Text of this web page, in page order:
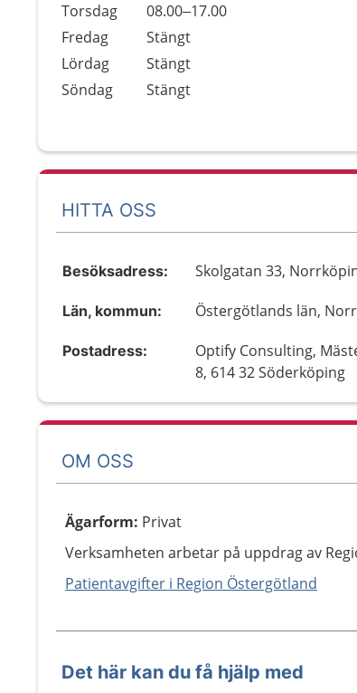
Torsdag
08.00–17.00
Fredag
Stängt
Lördag
Stängt
Söndag
Stängt
HITTA OSS
Besöksadress: Skolgatan 33,
Län, kommun: Östergötlands län,
Postadress:
Optify Consulting,
8, 614 32 Söderköping
OM OSS
Ägarform: Privat
Verksamheten arbetar på uppdrag av
Patientavgifter i Region Östergötland
Det här kan du få hjälp med